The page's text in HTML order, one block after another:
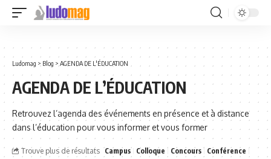
Ludomag > Blog > AGENDA DE L'ÉDUCATION
AGENDA DE L’ÉDUCATION
Retrouvez l’agenda des événements en présence et à distance
dans l’éducation pour vous informer et vous former
Trouve plus de résultats Campus Colloque Concours
Conférence